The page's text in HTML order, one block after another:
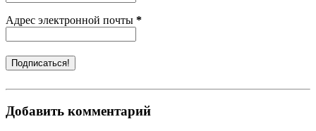
Адрес электронной почты *
Добавить комментарий